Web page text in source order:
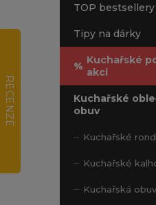
TOP bestsellery
Tipy na dárky
% Kuchařské
akci
Kuchařské
obuv
Kuchařské
Kuchařské
Kuchařská obuv
RECENZE